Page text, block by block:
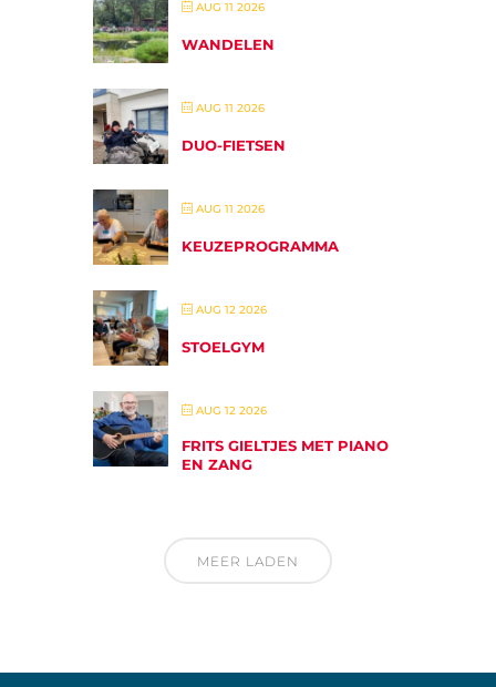
AUG 11 2026
WANDELEN
AUG 11 2026
DUO-FIETSEN
AUG 11 2026
KEUZEPROGRAMMA
AUG 12 2026
STOELGYM
AUG 12 2026
FRITS GIELTJES MET PIANO
EN ZANG
MEER LADEN